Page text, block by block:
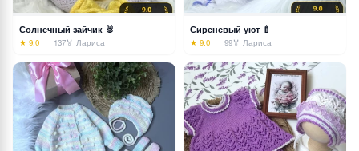
Солнечный зайчик 🐰
★ 9.0 137🏅 Лариса
Сиреневый уют 🍼
★ 9.0 99🏅 Лариса